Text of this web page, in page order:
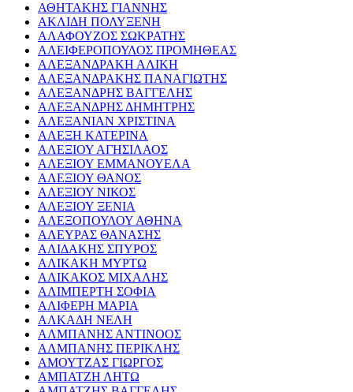
ΑΘΗΤΑΚΗΣ ΓΙΑΝΝΗΣ
ΑΚΛΙΔΗ ΠΟΛΥΞΕΝΗ
ΑΛΑΦΟΥΖΟΣ ΣΩΚΡΑΤΗΣ
ΑΛΕΙΦΕΡΟΠΟΥΛΟΣ ΠΡΟΜΗΘΕΑΣ
ΑΛΕΞΑΝΔΡΑΚΗ ΑΛΙΚΗ
ΑΛΕΞΑΝΔΡΑΚΗΣ ΠΑΝΑΓΙΩΤΗΣ
ΑΛΕΞΑΝΔΡΗΣ ΒΑΓΓΕΛΗΣ
ΑΛΕΞΑΝΔΡΗΣ ΔΗΜΗΤΡΗΣ
ΑΛΕΞΑΝΙΑΝ ΧΡΙΣΤΙΝΑ
ΑΛΕΞΗ ΚΑΤΕΡΙΝΑ
ΑΛΕΞΙΟΥ ΑΓΗΣΙΛΑΟΣ
ΑΛΕΞΙΟΥ ΕΜΜΑΝΟΥΕΛΑ
ΑΛΕΞΙΟΥ ΘΑΝΟΣ
ΑΛΕΞΙΟΥ ΝΙΚΟΣ
ΑΛΕΞΙΟΥ ΞΕΝΙΑ
ΑΛΕΞΟΠΟΥΛΟΥ ΑΘΗΝΑ
ΑΛΕΥΡΑΣ ΘΑΝΑΣΗΣ
ΑΛΙΔΑΚΗΣ ΣΠΥΡΟΣ
ΑΛΙΚΑΚΗ ΜΥΡΤΩ
ΑΛΙΚΑΚΟΣ ΜΙΧΑΛΗΣ
ΑΛΙΜΠΕΡΤΗ ΣΟΦΙΑ
ΑΛΙΦΕΡΗ ΜΑΡΙΑ
ΑΛΚΑΔΗ ΝΕΛΗ
ΑΛΜΠΑΝΗΣ ΑΝΤΙΝΟΟΣ
ΑΛΜΠΑΝΗΣ ΠΕΡΙΚΛΗΣ
ΑΜΟΥΤΖΑΣ ΓΙΩΡΓΟΣ
ΑΜΠΑΤΖΗ ΛΗΤΩ